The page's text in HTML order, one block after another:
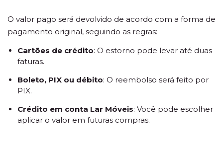
O valor pago será devolvido de acordo com a forma de
pagamento original, seguindo as regras:
Cartões de crédito: O estorno pode levar até duas
faturas.
Boleto, PIX ou débito: O reembolso será feito por
PIX.
Crédito em conta Lar Móveis: Você pode escolher
aplicar o valor em futuras compras.